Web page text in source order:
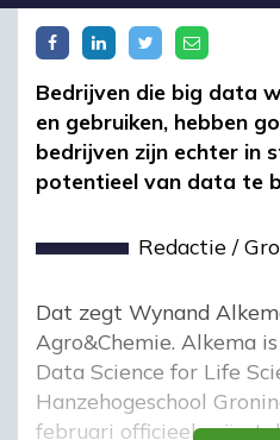
Bedrijven die big data
en gebruiken, hebben
bedrijven zijn echter in
potentieel van data te
Redactie /
Dat zegt Wynand
Agro&Chemie. Alkema
Data Science for Life
Hanzehogeschool
februari officieel